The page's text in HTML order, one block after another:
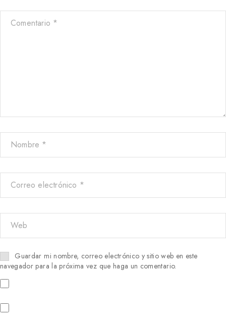
Guardar mi nombre, correo electrónico y sitio web en este
navegador para la próxima vez que haga un comentario.